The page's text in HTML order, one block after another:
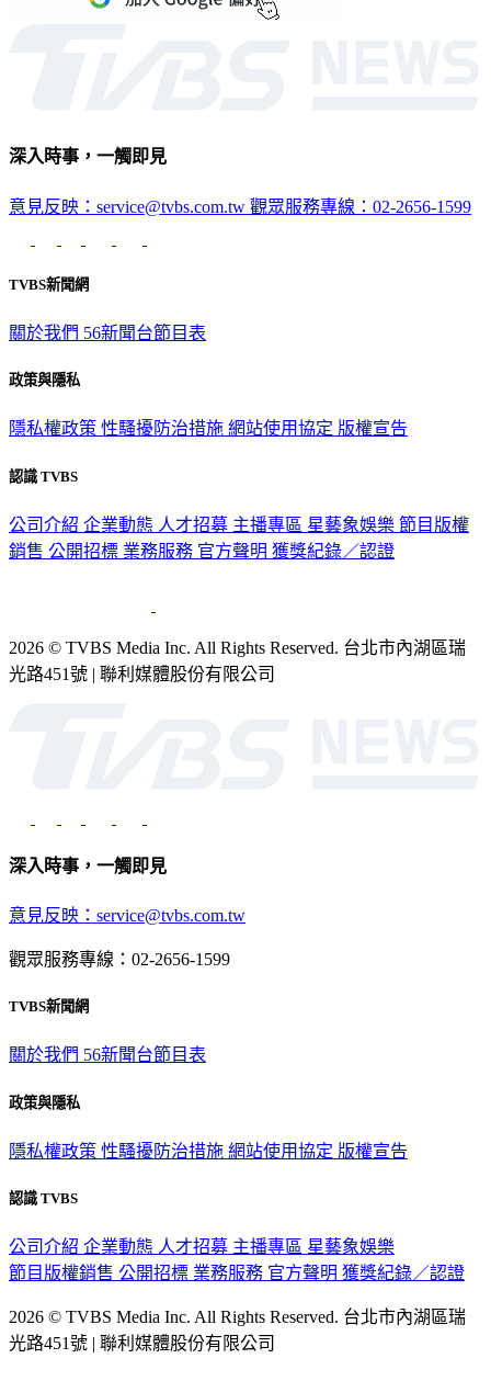
深入時事，一觸即見
意見反映：service@tvbs.com.tw 觀眾服務專線：02-2656-1599
TVBS新聞網
關於我們 56新聞台節目表
政策與隱私
隱私權政策 性騷擾防治措施 網站使用協定 版權宣告
認識 TVBS
公司介紹 企業動態 人才招募 主播專區 星藝象娛樂 節目版權
銷售 公開招標 業務服務 官方聲明 獲獎紀錄／認證
2026 © TVBS Media Inc. All Rights Reserved. 台北市內湖區瑞
光路451號 | 聯利媒體股份有限公司
深入時事，一觸即見
意見反映：service@tvbs.com.tw
觀眾服務專線：02-2656-1599
TVBS新聞網
關於我們 56新聞台節目表
政策與隱私
隱私權政策 性騷擾防治措施 網站使用協定 版權宣告
認識 TVBS
公司介紹 企業動態 人才招募 主播專區 星藝象娛樂
節目版權銷售 公開招標 業務服務 官方聲明 獲獎紀錄／認證
2026 © TVBS Media Inc. All Rights Reserved. 台北市內湖區瑞
光路451號 | 聯利媒體股份有限公司